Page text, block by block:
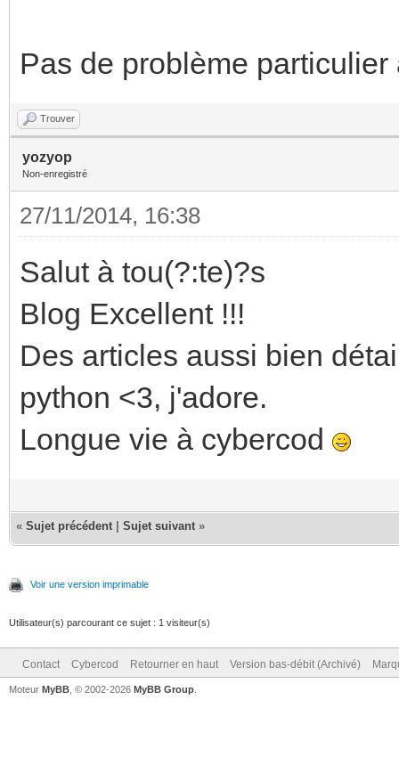
Pas de problème
Trouver
yozyop
Non-enregistré
27/11/2014, 16:38
Salut à tou(?:te)?s
Blog Excellent !!!
Des articles aussi bien
python <3, j'adore.
Longue vie à cybercod
« Sujet précédent Sujet suivant »
Voir une version imprimable
Utilisateur(s) parcourant ce sujet : 1 visiteur(s)
Contact Cybercod Retourner en haut Version bas-débit (Archivé)
Moteur MyBB , © 2002-2026 MyBB Group